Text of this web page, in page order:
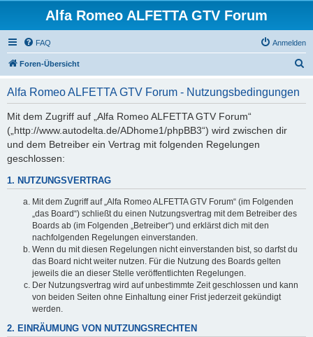
Alfa Romeo ALFETTA GTV Forum
FAQ Anmelden
Foren-Übersicht
Alfa Romeo ALFETTA GTV Forum - Nutzungsbedingungen
Mit dem Zugriff auf „Alfa Romeo ALFETTA GTV Forum“
(„http://www.autodelta.de/ADhome1/phpBB3“) wird zwischen dir
und dem Betreiber ein Vertrag mit folgenden Regelungen
geschlossen:
1. NUTZUNGSVERTRAG
Mit dem Zugriff auf „Alfa Romeo ALFETTA GTV Forum“ (im Folgenden
„das Board“) schließt du einen Nutzungsvertrag mit dem Betreiber des
Boards ab (im Folgenden „Betreiber“) und erklärst dich mit den
nachfolgenden Regelungen einverstanden.
Wenn du mit diesen Regelungen nicht einverstanden bist, so darfst du
das Board nicht weiter nutzen. Für die Nutzung des Boards gelten
jeweils die an dieser Stelle veröffentlichten Regelungen.
Der Nutzungsvertrag wird auf unbestimmte Zeit geschlossen und kann
von beiden Seiten ohne Einhaltung einer Frist jederzeit gekündigt
werden.
2. EINRÄUMUNG VON NUTZUNGSRECHTEN